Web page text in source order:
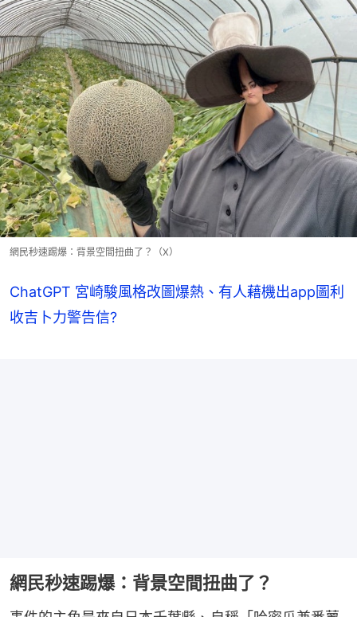
網民秒速踢爆：背景空間扭曲了？（X）
ChatGPT 宮崎駿風格改圖爆熱、有人藉機出app圖利
收吉卜力警告信?
網民秒速踢爆：背景空間扭曲了？